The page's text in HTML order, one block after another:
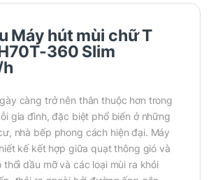
Máy hút mùi chữ T
360 Slim
càng trở nên thân thuộc hơn trong
gia đình, đặc biệt phổ biến ở những
nhà bếp phong cách hiện đại. Máy
kế kết hợp giữa quạt thông gió và
dầu mỡ và các loại mùi ra khỏi